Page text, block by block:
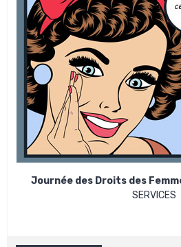
Journée des Droits des
SERVICES